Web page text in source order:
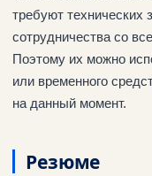
требуют технических
сотрудничества со
Поэтому их можно
или временного
на данный момент.
Резюме